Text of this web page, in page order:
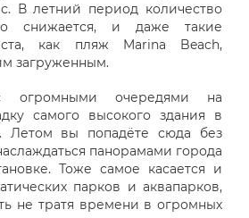
В летний период количество
снижается, и даже такие
как пляж Marina Beach,
загруженным.
огромными очередями на
самого высокого здания в
Летом вы попадёте сюда без
панорамами города
Тоже самое касается и
парков и аквапарков,
не тратя времени в огромных